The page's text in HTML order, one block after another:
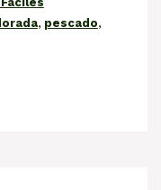
, pescado,